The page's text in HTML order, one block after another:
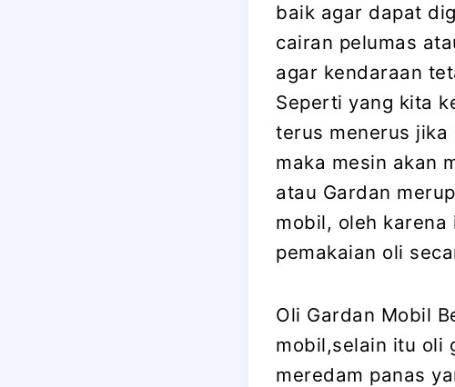
baik agar dapat
cairan pelumas
agar kendaraan
Seperti yang kita
terus menerus
maka mesin akan
atau Gardan
mobil, oleh
pemakaian oli
Oli Gardan Mobil
mobil,selain itu oli
meredam panas